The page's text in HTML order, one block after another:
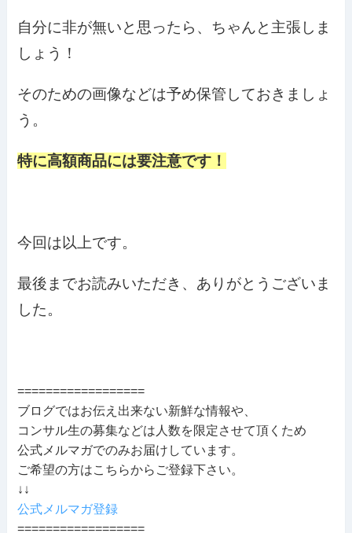
自分に非が無いと思ったら、ちゃんと主張しま
しょう！
そのための画像などは予め保管しておきましょ
う。
特に高額商品には要注意です！
今回は以上です。
最後までお読みいただき、ありがとうございま
した。
==================
ブログではお伝え出来ない新鮮な情報や、
コンサル生の募集などは人数を限定させて頂くため
公式メルマガでのみお届けしています。
ご希望の方はこちらからご登録下さい。
↓↓
公式メルマガ登録
==================